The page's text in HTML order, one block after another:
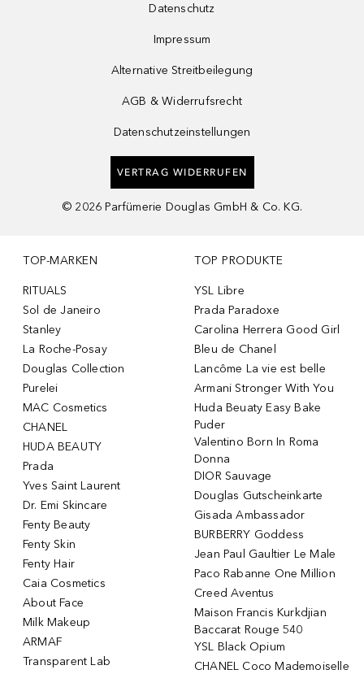
Datenschutz
Impressum
Alternative Streitbeilegung
AGB & Widerrufsrecht
Datenschutzeinstellungen
VERTRAG WIDERRUFEN
© 2026 Parfümerie Douglas GmbH & Co. KG.
TOP-MARKEN
RITUALS
Sol de Janeiro
Stanley
La Roche-Posay
Douglas Collection
Purelei
MAC Cosmetics
CHANEL
HUDA BEAUTY
Prada
Yves Saint Laurent
Dr. Emi Skincare
Fenty Beauty
Fenty Skin
Fenty Hair
Caia Cosmetics
About Face
Milk Makeup
ARMAF
Transparent Lab
TOP PRODUKTE
YSL Libre
Prada Paradoxe
Carolina Herrera Good Girl
Bleu de Chanel
Lancôme La vie est belle
Armani Stronger With You
Huda Beuaty Easy Bake
Puder
Valentino Born In Roma
Donna
DIOR Sauvage
Douglas Gutscheinkarte
Gisada Ambassador
BURBERRY Goddess
Jean Paul Gaultier Le Male
Paco Rabanne One Million
Creed Aventus
Maison Francis Kurkdjian
Baccarat Rouge 540
YSL Black Opium
CHANEL Coco Mademoiselle